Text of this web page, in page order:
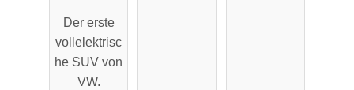
Performa
nce
Der erste
vollelektrisc
he SUV von
VW.